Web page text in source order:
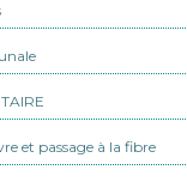
et passage à la fibre